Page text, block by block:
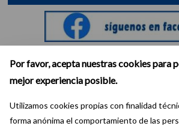
Por favor, acepta nuestras cookies para
mejor experiencia posible.
Utilizamos cookies propias con finalidad
forma anónima el comportamiento de las